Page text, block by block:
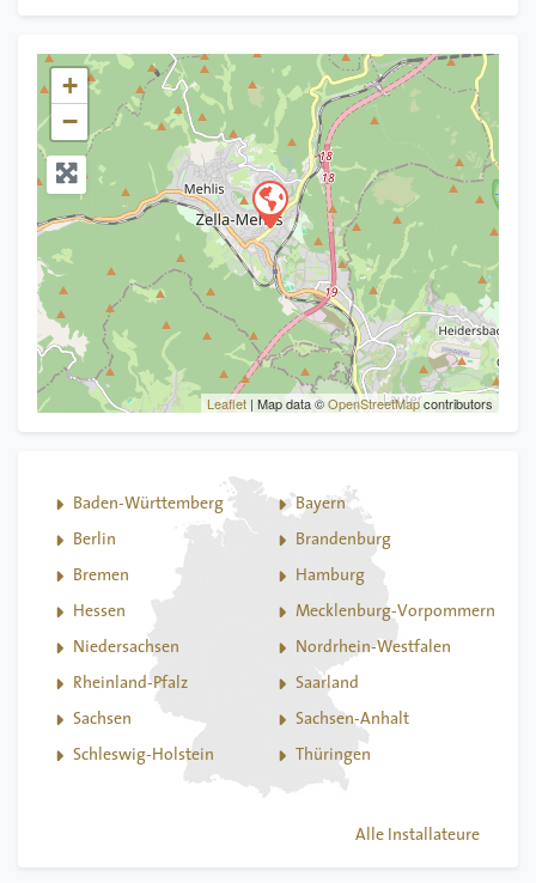
+
−
Leaflet | Map data ©OpenStreetMapcontributors
Baden-Württemberg
Bayern
Berlin
Brandenburg
Bremen
Hamburg
Hessen
Mecklenburg-Vorpommern
Niedersachsen
Nordrhein-Westfalen
Rheinland-Pfalz
Saarland
Sachsen
Sachsen-Anhalt
Schleswig-Holstein
Thüringen
Alle Installateure